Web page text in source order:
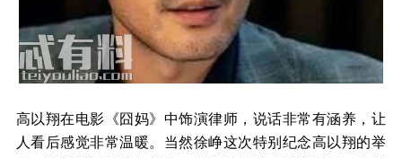
高以翔在电影《囧妈》中饰演律师，说话非常有涵养，让
人看后感觉非常温暖。当然徐峥这次特别纪念高以翔的举